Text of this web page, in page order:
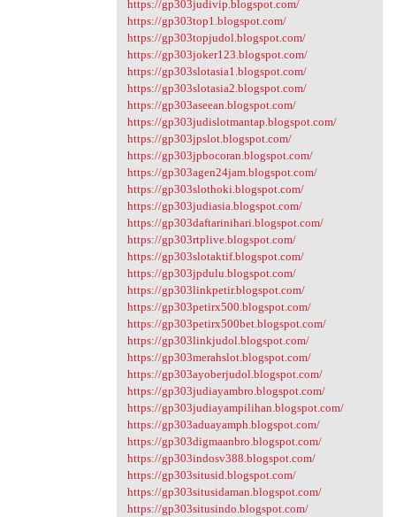
https://gp303judivip.blogspot.com/
https://gp303top1.blogspot.com/
https://gp303topjudol.blogspot.com/
https://gp303joker123.blogspot.com/
https://gp303slotasia1.blogspot.com/
https://gp303slotasia2.blogspot.com/
https://gp303aseean.blogspot.com/
https://gp303judislotmantap.blogspot.com/
https://gp303jpslot.blogspot.com/
https://gp303jpbocoran.blogspot.com/
https://gp303agen24jam.blogspot.com/
https://gp303slothoki.blogspot.com/
https://gp303judiasia.blogspot.com/
https://gp303daftarinihari.blogspot.com/
https://gp303rtplive.blogspot.com/
https://gp303slotaktif.blogspot.com/
https://gp303jpdulu.blogspot.com/
https://gp303linkpetir.blogspot.com/
https://gp303petirx500.blogspot.com/
https://gp303petirx500bet.blogspot.com/
https://gp303linkjudol.blogspot.com/
https://gp303merahslot.blogspot.com/
https://gp303ayoberjudol.blogspot.com/
https://gp303judiayambro.blogspot.com/
https://gp303judiayampilihan.blogspot.com/
https://gp303aduayamph.blogspot.com/
https://gp303digmaanbro.blogspot.com/
https://gp303indosv388.blogspot.com/
https://gp303situsid.blogspot.com/
https://gp303situsidaman.blogspot.com/
https://gp303situsindo.blogspot.com/